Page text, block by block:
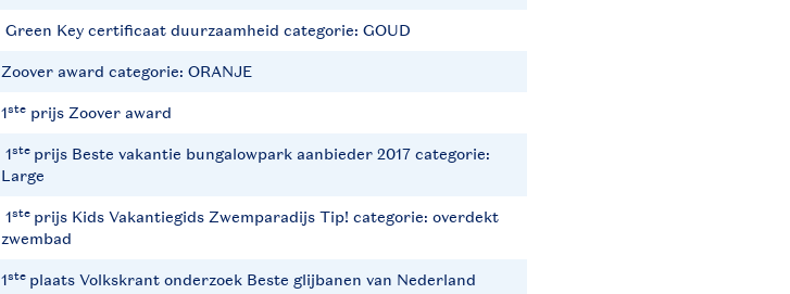
Green Key certificaat duurzaamheid categorie: GOUD
Zoover award categorie: ORANJE
1steprijs Zoover award
1ste prijs Beste vakantie bungalowpark aanbieder 2017 categorie:
Large
1ste prijs Kids Vakantiegids Zwemparadijs Tip! categorie: overdekt
zwembad
1ste plaats Volkskrant onderzoek Beste glijbanen van Nederland